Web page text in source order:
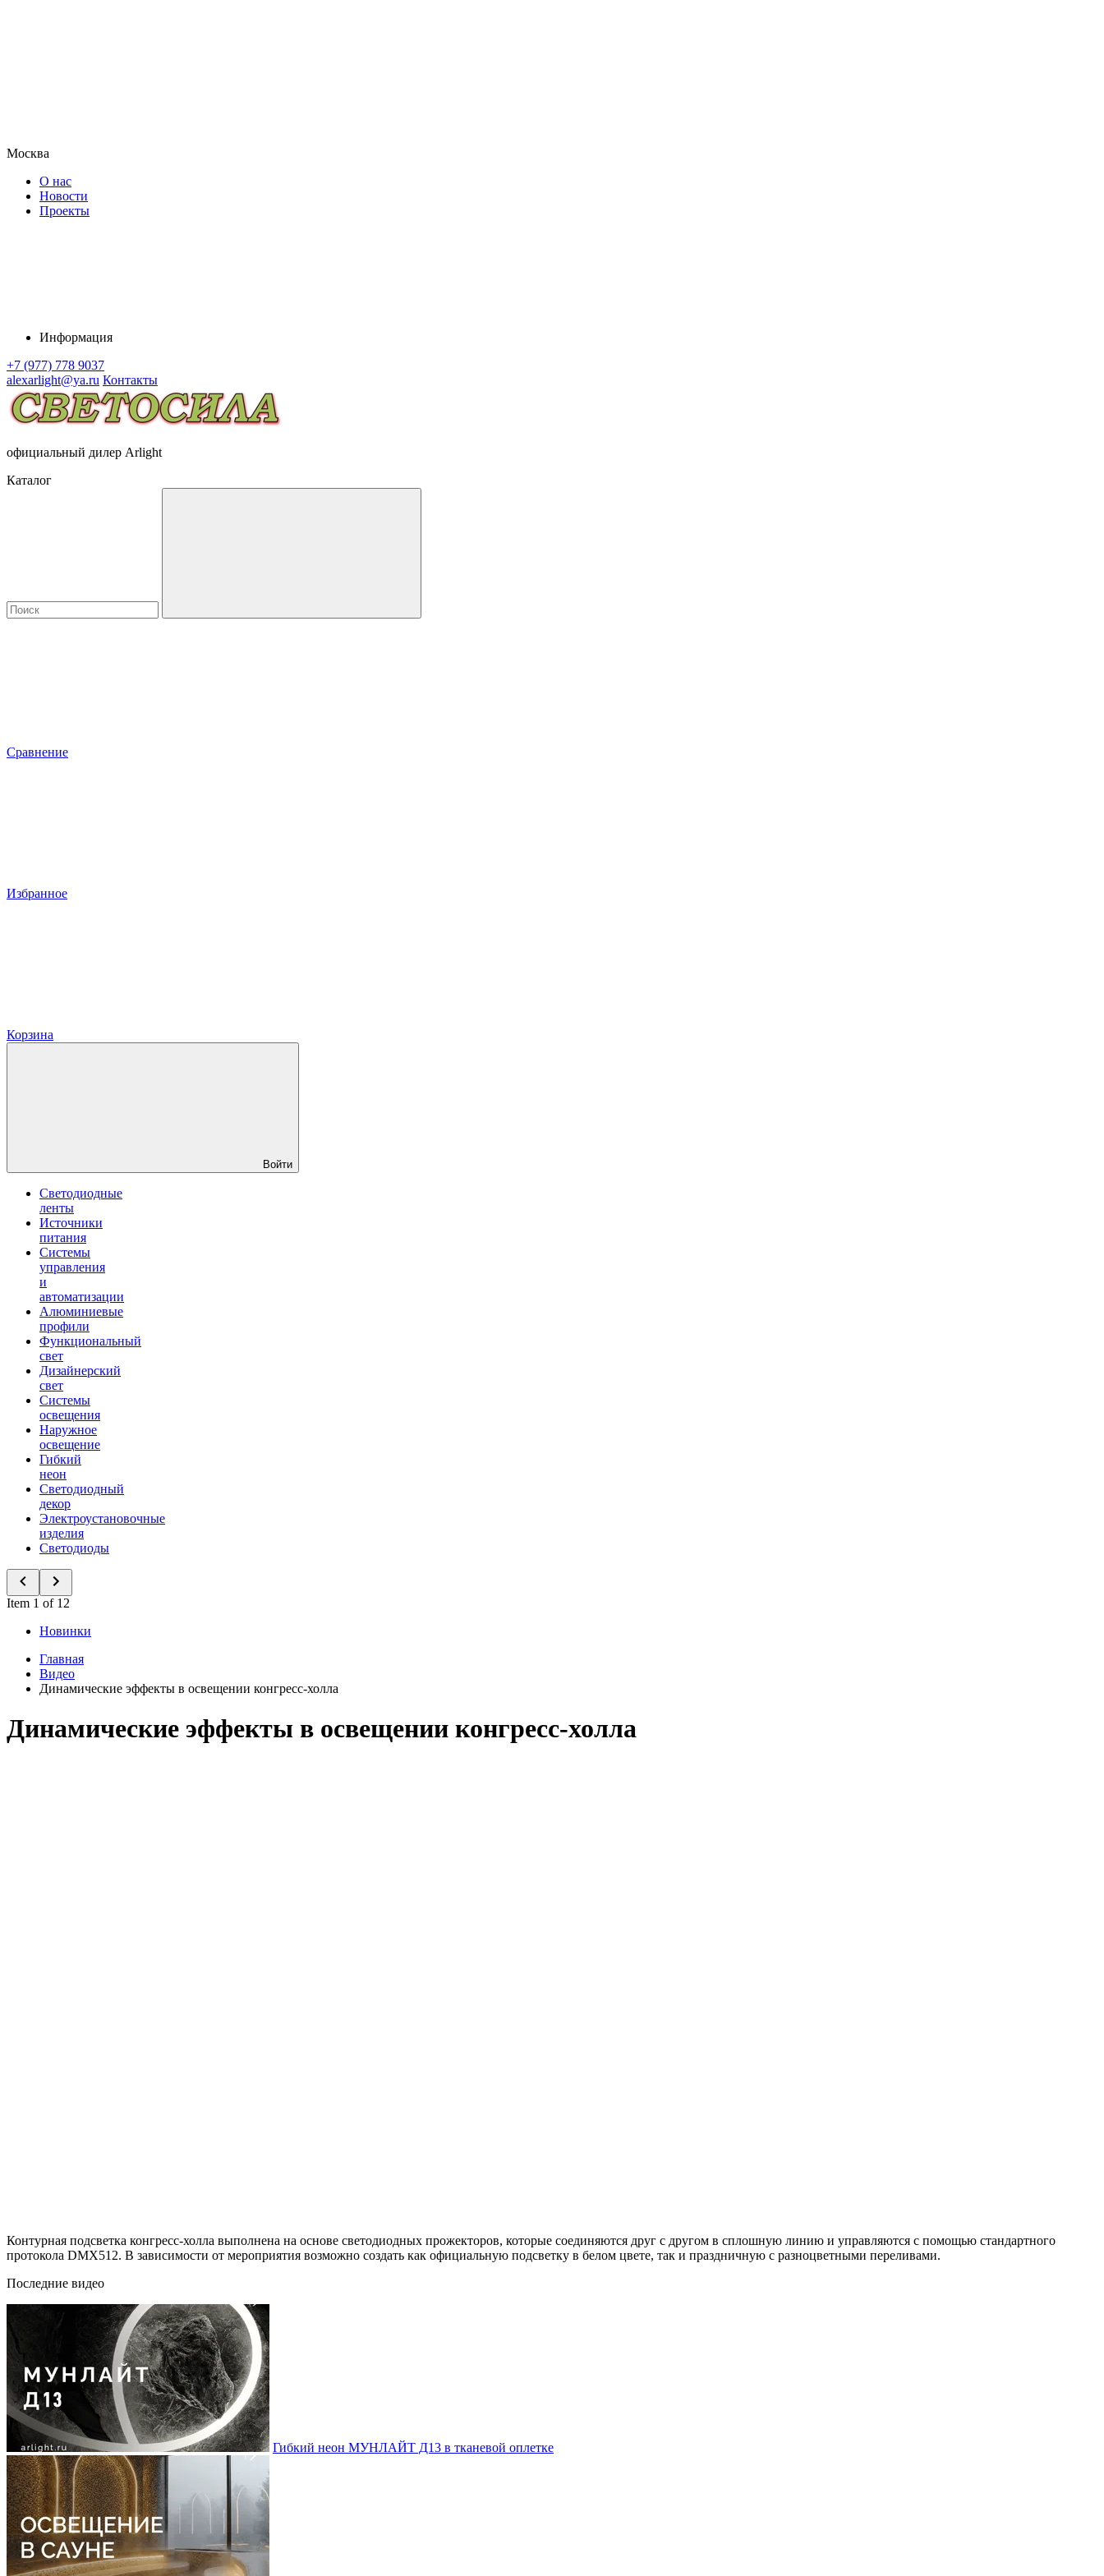
Москва
О нас
Новости
Проекты
Информация
+7 (977) 778 9037
alexarlight@ya.ru Контакты
официальный дилер Arlight
Каталог
Сравнение
Избранное
Корзина
Войти
Светодиодные
ленты
Источники
питания
Системы
управления
и
автоматизации
Алюминиевые
профили
Функциональный
свет
Дизайнерский
свет
Системы
освещения
Наружное
освещение
Гибкий
неон
Светодиодный
декор
Электроустановочные
изделия
Светодиоды
Item 1 of 12
Новинки
Главная
Видео
Динамические эффекты в освещении конгресс-холла
Динамические эффекты в освещении конгресс-холла
Контурная подсветка конгресс-холла выполнена на основе светодиодных прожекторов, которые соединяются друг с другом в сплошную линию и управляются с помощью стандартного
протокола DMX512. В зависимости от мероприятия возможно создать как официальную подсветку в белом цвете, так и праздничную с разноцветными переливами.
Последние видео
Гибкий неон МУНЛАЙТ Д13 в тканевой оплетке